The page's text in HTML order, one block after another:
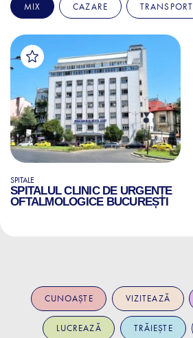
MIX CAZARE TRANSPORT
SPITALE
SPITALUL CLINIC DE URGENȚE
OFTALMOLOGICE BUCUREȘTI
CUNOAȘTE VIZITEAZĂ
LUCREAZĂ TRĂIEȘTE